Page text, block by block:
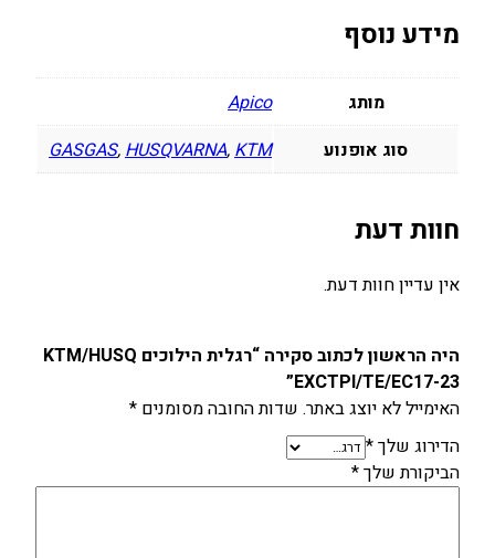
Q
C
P
/
E
C
1
7
-
2
3
מידע נוסף
מותג
Apico
סוג אופנוע
GASGAS, HUSQVARNA, KTM
חוות דעת
אין עדיין חוות דעת.
היה הראשון לכתוב סקירה “רגלית הילוכים KTM/HUSQ
EXCTPI/TE/EC17-23”
האימייל לא יוצג באתר. שדות החובה מסומנים *
הדירוג שלך*
הביקורת שלך*